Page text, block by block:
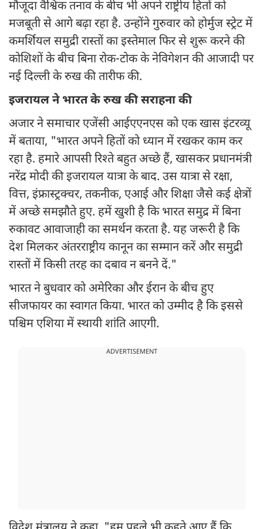
मौजूदा वैश्विक तनाव के बीच भी अपने राष्ट्रीय हितों को
मजबूती से आगे बढ़ा रहा है. उन्होंने गुरुवार को होर्मुज स्ट्रेट में
कमर्शियल समुद्री रास्तों का इस्तेमाल फिर से शुरू करने की
कोशिशों के बीच बिना रोक-टोक के नेविगेशन की आजादी पर
नई दिल्ली के रुख की तारीफ की.
इजरायल ने भारत के रुख की सराहना की
अजार ने समाचार एजेंसी आईएएनएस को एक खास इंटरव्यू
में बताया, "भारत अपने हितों को ध्यान में रखकर काम कर
रहा है. हमारे आपसी रिश्ते बहुत अच्छे हैं, खासकर प्रधानमंत्री
नरेंद्र मोदी की इजरायल यात्रा के बाद. उस यात्रा से रक्षा,
वित्त, इंफ्रास्ट्रक्चर, तकनीक, एआई और शिक्षा जैसे कई क्षेत्रों
में अच्छे समझौते हुए. हमें खुशी है कि भारत समुद्र में बिना
रुकावट आवाजाही का समर्थन करता है. यह जरूरी है कि
देश मिलकर अंतरराष्ट्रीय कानून का सम्मान करें और समुद्री
रास्तों में किसी तरह का दबाव न बनने दें."
भारत ने बुधवार को अमेरिका और ईरान के बीच हुए
सीजफायर का स्वागत किया. भारत को उम्मीद है कि इससे
पश्चिम एशिया में स्थायी शांति आएगी.
ADVERTISEMENT